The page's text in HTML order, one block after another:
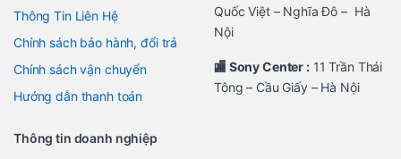
Thông Tin Liên Hệ
Chính sách bảo hành, đổi trả
Chính sách vận chuyển
Hướng dẫn thanh toán
Quốc Việt – Nghĩa Đô – Hà
Nội
🏬 Sony Center :11 Trần Thái
Tông – Cầu Giấy – Hà Nội
Thông tin doanh nghiệp